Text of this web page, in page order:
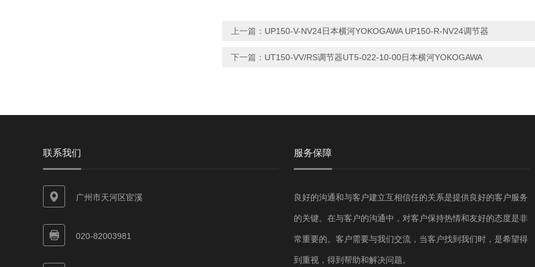
上一篇： UP150-V-NV24日本横河YOKOGAWA UP150-R-NV24调节器
下一篇： UT150-VV/RS调节器UT5-022-10-00日本横河YOKOGAWA
联系我们
广州市天河区宦溪
020-82003981
服务保障
良好的沟通和与客户建立互相信任的关系是提供良好的客户服务
的关键。在与客户的沟通中，对客户保持热情和友好的态度是非
常重要的。客户需要与我们交流，当客户找到我们时，是希望得
到重视，得到帮助和解决问题。